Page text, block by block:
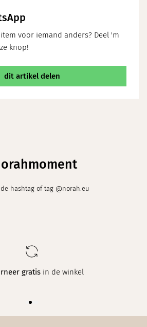
voor iemand anders? Deel 'm
knop!
dit artikel delen
hashtag of tag @norah.eu
gratis in de winkel